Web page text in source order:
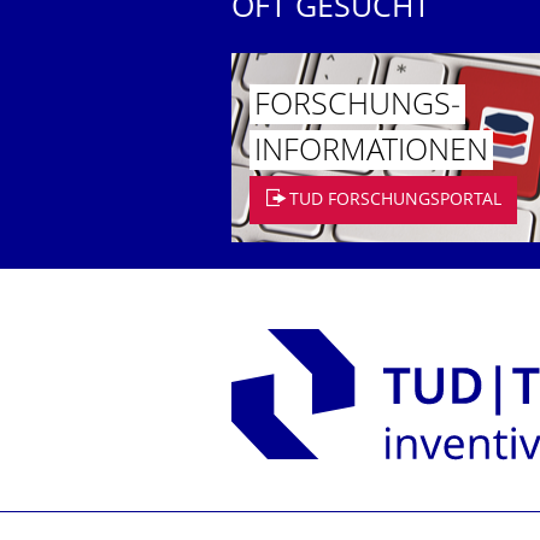
OFT GESUCHT
FORSCHUNGS­
INFORMATIO­NEN
TUD FORSCHUNGSPORTAL